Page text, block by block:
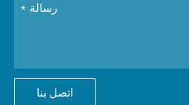
اتصل بنا